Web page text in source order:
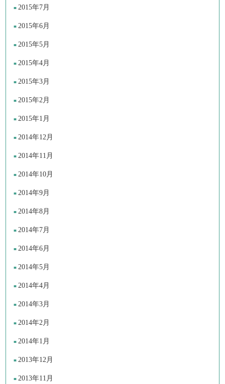
2015年7月
2015年6月
2015年5月
2015年4月
2015年3月
2015年2月
2015年1月
2014年12月
2014年11月
2014年10月
2014年9月
2014年8月
2014年7月
2014年6月
2014年5月
2014年4月
2014年3月
2014年2月
2014年1月
2013年12月
2013年11月